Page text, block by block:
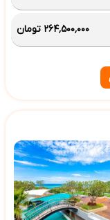
۲۶۴٬۵۰۰٬۰۰۰ تومان